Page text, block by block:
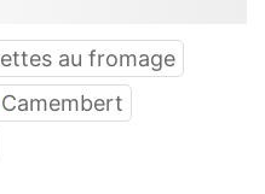
au fromage
Camembert